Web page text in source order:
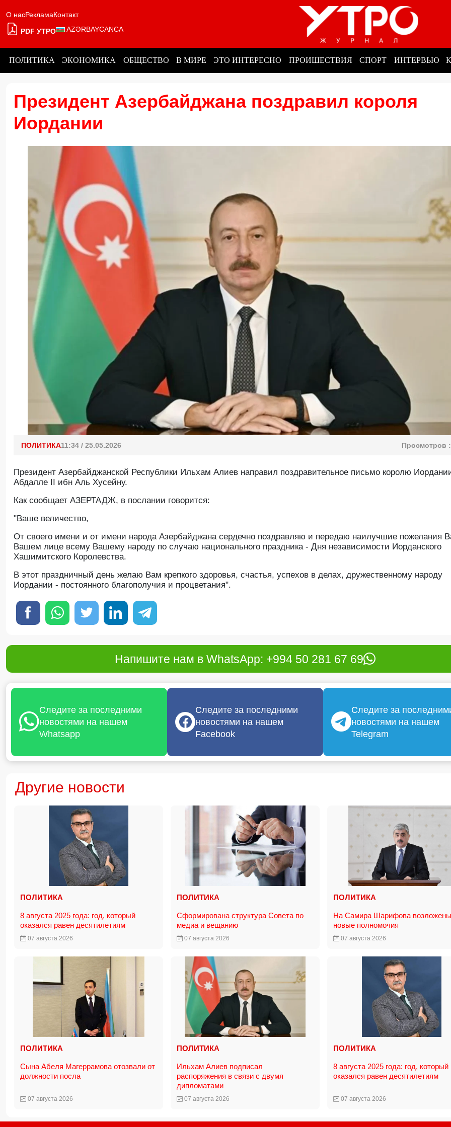
О насРекламаКонтакт
PDF УТРО AZƏRBAYCANCA
ПОЛИТИКА ЭКОНОМИКА ОБЩЕСТВО В МИРЕ ЭТО ИНТЕРЕСНО ПРОИШЕСТВИЯ СПОРТ ИНТЕРВЬЮ
Президент Азербайджана поздравил короля
Иордании
ПОЛИТИКА11:34 / 25.05.2026 Просмотров :
Президент Азербайджанской Республики Ильхам Алиев направил поздравительное письмо королю
Абдалле II ибн Аль Хусейну.
Как сообщает АЗЕРТАДЖ, в послании говорится:
"Ваше величество,
От своего имени и от имени народа Азербайджана сердечно поздравляю и передаю наилучшие пожелания
Вашем лице всему Вашему народу по случаю национального праздника - Дня независимости Иорданского
Хашимитского Королевства.
В этот праздничный день желаю Вам крепкого здоровья, счастья, успехов в делах, дружественному народу
Иордании - постоянного благополучия и процветания".
Напишите нам в WhatsApp: +994 50 281 67 69
Следите за последними
новостями на нашем
Whatsapp
Следите за последними
новостями на нашем
Facebook
Следите за
новостями на нашем
Telegram
Другие новости
ПОЛИТИКА
8 августа 2025 года: год, который
оказался равен десятилетиям
07 августа 2026
ПОЛИТИКА
Сформирована структура Совета по
медиа и вещанию
07 августа 2026
ПОЛИТИКА
На Самира Шарифова возложены
новые полномочия
07 августа 2026
ПОЛИТИКА
Сына Абеля Магеррамова отозвали от
должности посла
07 августа 2026
ПОЛИТИКА
Ильхам Алиев подписал
распоряжения в связи с двумя
дипломатами
07 августа 2026
ПОЛИТИКА
8 августа 2025 года: год, который
оказался равен десятилетиям
07 августа 2026